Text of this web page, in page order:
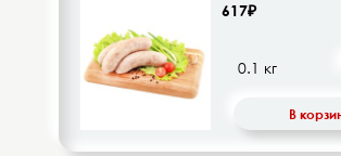
Восточная кухня
617₽
В